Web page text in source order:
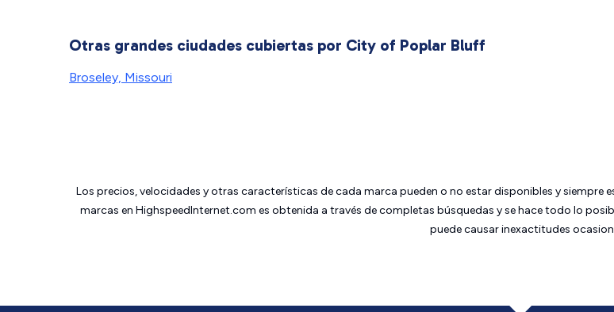
Otras grandes ciudades cubiertas por City of Poplar Bluff
Broseley, Missouri
Los precios, velocidades y otras características de cada marca pueden o no estar disponibles y siempre
marcas en HighspeedInternet.com es obtenida a través de completas búsquedas y se hace todo lo
puede causar inexactitudes